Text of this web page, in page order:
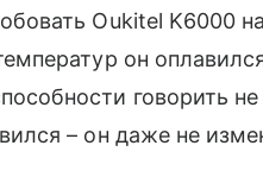
Oukitel K6000
он
говорить
– он даже не